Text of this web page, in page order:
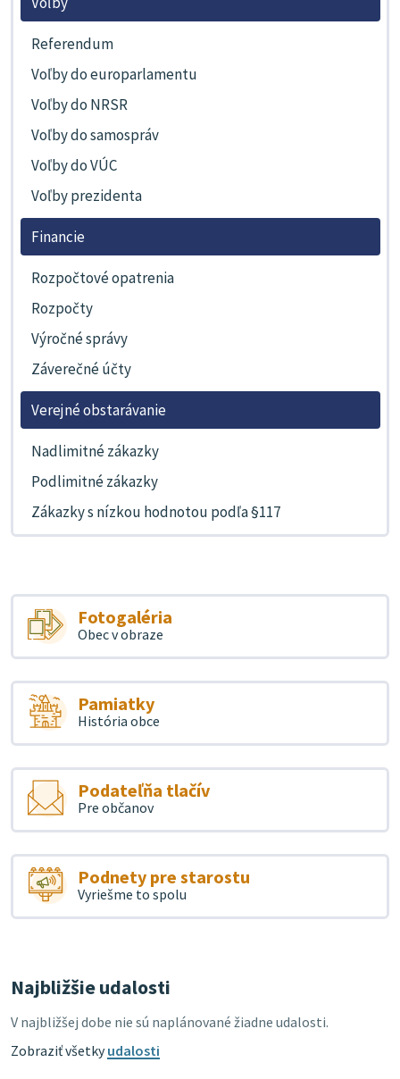
Referendum
Voľby do europarlamentu
Voľby do NRSR
Voľby do samospráv
Voľby do VÚC
Voľby prezidenta
Financie
Rozpočtové opatrenia
Rozpočty
Výročné správy
Záverečné účty
Verejné obstarávanie
Nadlimitné zákazky
Podlimitné zákazky
Zákazky s nízkou hodnotou podľa §117
Fotogaléria
Obec v obraze
Pamiatky
História obce
Podateľňa tlačív
Pre občanov
Podnety pre starostu
Vyriešme to spolu
Najbližšie udalosti
V najbližšej dobe nie sú naplánované žiadne udalosti.
Zobraziť všetkyudalosti